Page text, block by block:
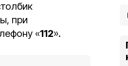
при
«112».